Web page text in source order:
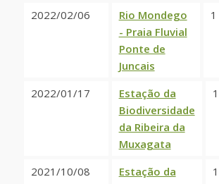
2022/02/06
Rio Mondego
- Praia Fluvial
Ponte de
Juncais
1
2022/01/17
Estação da
Biodiversidade
da Ribeira da
Muxagata
1
2021/10/08
Estação da
1